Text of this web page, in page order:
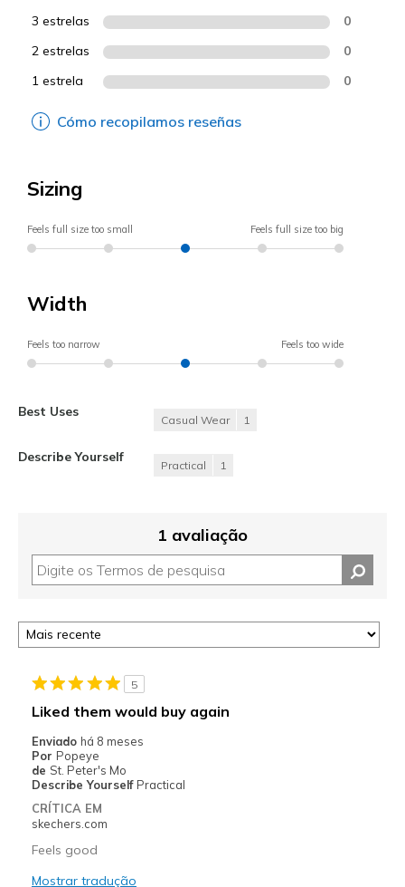
3 estrelas 0
2 estrelas 0
1 estrela 0
Cómo recopilamos reseñas
Sizing
Feels full size too small Feels full size too big
Width
Feels too narrow Feels too wide
Best Uses
Casual Wear 1
Describe Yourself
Practical 1
1 avaliação
5
Liked them would buy again
Enviado há 8 meses
Por Popeye
de St. Peter's Mo
Describe Yourself Practical
CRÍTICA EM
skechers.com
Feels good
Mostrar tradução